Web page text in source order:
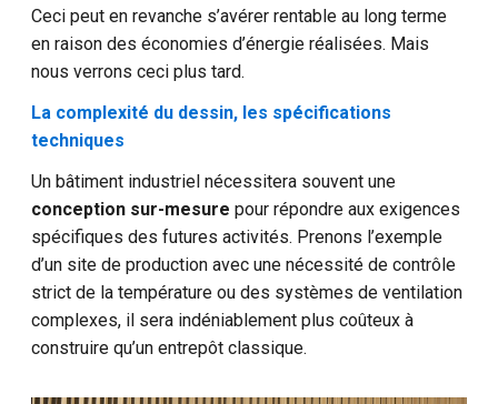
Ceci peut en revanche s’avérer rentable au long terme
en raison des économies d’énergie réalisées. Mais
nous verrons ceci plus tard.
La complexité du dessin, les spécifications
techniques
Un bâtiment industriel nécessitera souvent une
conception sur-mesure pour répondre aux exigences
spécifiques des futures activités. Prenons l’exemple
d’un site de production avec une nécessité de contrôle
strict de la température ou des systèmes de ventilation
complexes, il sera indéniablement plus coûteux à
construire qu’un entrepôt classique.